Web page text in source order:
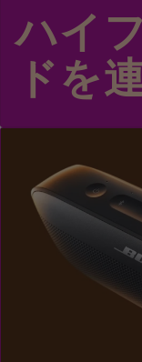
ハイ
ドを